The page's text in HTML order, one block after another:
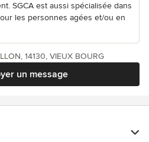
SGCA est aussi spécialisée dans
les personnes agées et/ou en
un message
14130, VIEUX BOURG